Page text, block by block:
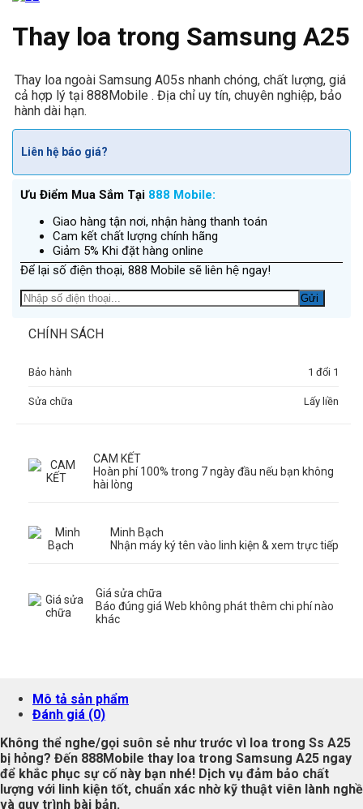
Thay loa trong Samsung A25
Thay loa ngoài Samsung A05s nhanh chóng, chất lượng, giá
cả hợp lý tại 888Mobile . Địa chỉ uy tín, chuyên nghiệp, bảo
hành dài hạn.
Liên hệ báo giá?
Ưu Điểm Mua Sắm Tại 888 Mobile:
Giao hàng tận nơi, nhận hàng thanh toán
Cam kết chất lượng chính hãng
Giảm 5% Khi đặt hàng online
Để lại số điện thoại, 888 Mobile sẽ liên hệ ngay!
CHÍNH SÁCH
Bảo hành 1 đổi 1
Sửa chữa Lấy liền
CAM KẾT
Hoàn phí 100% trong 7 ngày đầu nếu bạn không
hài lòng
Minh Bạch
Nhận máy ký tên vào linh kiện & xem trực tiếp
Giá sửa chữa
Báo đúng giá Web không phát thêm chi phí nào
khác
Mô tả sản phẩm
Đánh giá (0)
Không thể nghe/gọi suôn sẻ như trước vì loa trong Ss A25
bị hỏng? Đến 888Mobile thay loa trong Samsung A25 ngay
để khắc phục sự cố này bạn nhé! Dịch vụ đảm bảo chất
lượng với linh kiện tốt, chuẩn xác nhờ kỹ thuật viên lành nghề
và quy trình bài bản.